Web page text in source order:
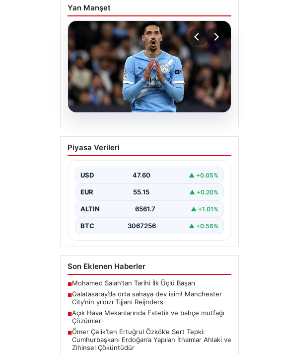
Yan Manşet
04.08.2026
Galatasaray’da orta sahaya dev
isim! Manchester City’nin yıldızı
Piyasa Verileri
USD 47.60 ▲ +0.05%
EUR 55.15 ▲ +0.20%
ALTIN 6561.7 ▲ +1.01%
BTC 3067256 ▲ +0.56%
Son Eklenen Haberler
■Mohamed Salah’tan Tarihi İlk Üçlü Başarı
■Galatasaray’da orta sahaya dev isim! Manchester
City’nin yıldızı Tijjani Reijnders
■Açık Hava Mekanlarında Estetik ve bahçe mutfağı
Çözümleri
■Ömer Çelik’ten Ertuğrul Özkök’e Sert Tepki:
Cumhurbaşkanı Erdoğan’a Yapılan İthamlar Ahlaki ve
Zihinsel Çöküntüdür